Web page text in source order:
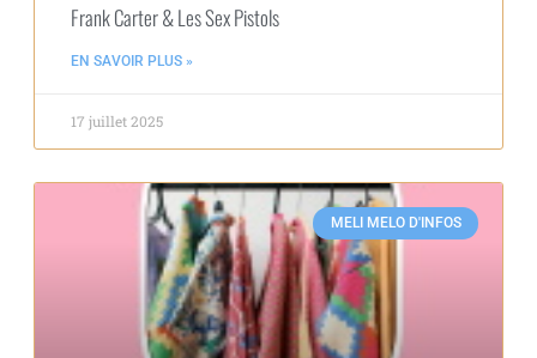
Frank Carter & Les Sex Pistols
EN SAVOIR PLUS »
17 juillet 2025
MELI MELO D'INFOS